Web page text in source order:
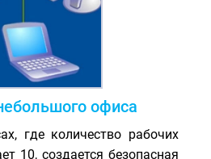
офиса
где количество рабочих
10, создается безопасная